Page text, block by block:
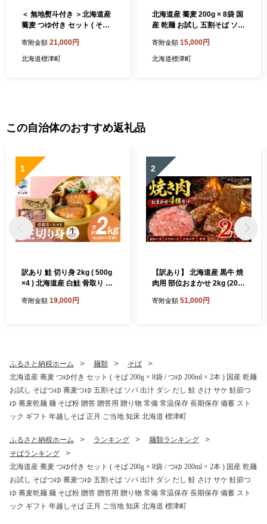
＜ 無地熨斗付き ＞北海道産
蕎麦 つゆ付き セット ( そば
本 ) 国産 乾麺 お試し そばつ
ゆ 蕎麦つゆ 五割そば ソバ 出
ば 正月 ご当地 知床 北海道
標津町
寄附金額 21,000円
北海道標津町
北海道産 蕎麦 200g × 8袋 国
産 乾麺 お試し 五割そば ソバ
用 贈り物 常備 常温保存 長期
保存 備蓄 ストック ギフト 年
寄附金額 15,000円
北海道標津町
この自治体のおすすめ返礼品
1
訳あり 鮭 切り身 2kg ( 500g
×4 ) 北海道産 白鮭 骨取り カ
冷凍 生 生鮭 鮭 切身 秋鮭 白
け パスタ 和食 鮭 子供 こど
も 手間なし 鮭 カット済み 秋
鮭 鮭 北海道 標津町
寄附金額 19,000円
2
【訳あり】 北海道産 黒牛 焼
肉用 部位おまかせ 2kg (200
冷凍 アンガス牛
寄附金額 51,000円
ふるさと納税ホーム 麺類
そば
北海道産 蕎麦 つゆ付き セット ( そば 200g × 8袋 / つゆ 200ml × 2本 ) 国産 乾麺
お試し そばつゆ 蕎麦つゆ 五割そば ソバ 出汁 ダシ だし 鮭 さけ サケ 鮭節つ
ゆ 蕎麦乾麺 麺 そば粉 贈答 贈答用 贈り物 常備 常温保存 長期保存 備蓄 スト
ック ギフト 年越しそば 正月 ご当地 知床 北海道 標津町
ふるさと納税ホーム ランキング
麺類ランキング
そばランキング
北海道産 蕎麦 つゆ付き セット ( そば 200g × 8袋 / つゆ 200ml × 2本 ) 国産 乾麺
お試し そばつゆ 蕎麦つゆ 五割そば ソバ 出汁 ダシ だし 鮭 さけ サケ 鮭節つ
ゆ 蕎麦乾麺 麺 そば粉 贈答 贈答用 贈り物 常備 常温保存 長期保存 備蓄 スト
ック ギフト 年越しそば 正月 ご当地 知床 北海道 標津町